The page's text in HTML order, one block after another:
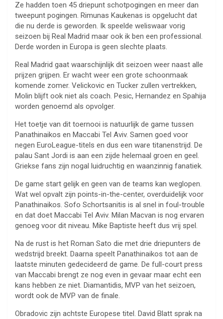
Ze hadden toen 45 driepunt schotpogingen en meer dan
tweepunt pogingen. Rimunas Kaukenas is opgelucht dat
die nu derde is geworden. Ik speelde weliswaar vorig
seizoen bij Real Madrid maar ook ik ben een professional.
Derde worden in Europa is geen slechte plaats.
Real Madrid gaat waarschijnlijk dit seizoen weer naast alle
prijzen grijpen. Er wacht weer een grote schoonmaak
komende zomer. Velickovic en Tucker zullen vertrekken,
Molin blijft ook niet als coach. Pesic, Hernandez en Spahija
worden genoemd als opvolger.
Het toetje van dit toernooi is natuurlijk de game tussen
Panathinaikos en Maccabi Tel Aviv. Samen goed voor
negen EuroLeague-titels en dus een ware titanenstrijd. De
palau Sant Jordi is aan een zijde helemaal groen en geel.
Griekse fans zijn nogal luidruchtig en waanzinnig fanatiek.
De game start gelijk en geen van de teams kan weglopen.
Wat wel opvalt zijn points-in-the-center, overduidelijk voor
Panathinaikos. Sofo Schortsanitis is al snel in foul-trouble
en dat doet Maccabi Tel Aviv. Milan Macvan is nog ervaren
genoeg voor dit niveau. Mike Baptiste heeft dus vrij spel.
Na de rust is het Roman Sato die met drie driepunters de
wedstrijd breekt. Daarna speelt Panathinaikos tot aan de
laatste minuten gedecideerd de game. De full-court press
van Maccabi brengt ze nog even in gevaar maar echt een
kans hebben ze niet. Diamantidis, MVP van het seizoen,
wordt ook de MVP van de finale.
Obradovic zijn achtste Europese titel. David Blatt sprak na